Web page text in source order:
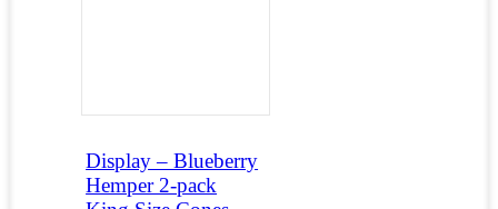
Display – Blueberry
Hemper 2-pack